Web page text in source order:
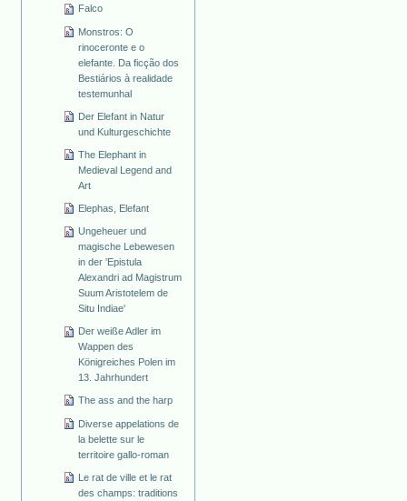
Falco
Monstros: O
rinoceronte e o
elefante. Da ficção dos
Bestiários à realidade
testemunhal
Der Elefant in Natur
und Kulturgeschichte
The Elephant in
Medieval Legend and
Art
Elephas, Elefant
Ungeheuer und
magische Lebewesen
in der 'Epistula
Alexandri ad Magistrum
Suum Aristotelem de
Situ Indiae'
Der weiße Adler im
Wappen des
Königreiches Polen im
13. Jahrhundert
The ass and the harp
Diverse appelations de
la belette sur le
territoire gallo-roman
Le rat de ville et le rat
des champs: traditions